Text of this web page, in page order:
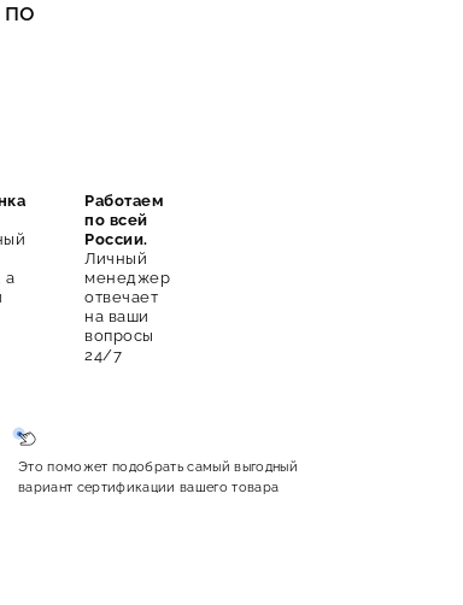
а
Работаем
по всей
России.
Личный
менеджер
отвечает
на ваши
вопросы
24/7
Это поможет подобрать самый выгодный
вариант сертификации вашего товара